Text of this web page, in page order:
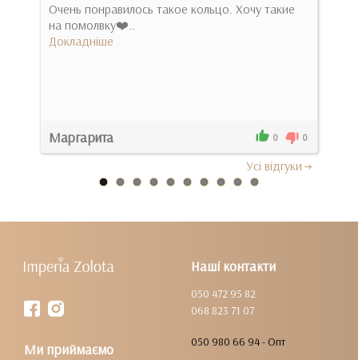
Очень понравилось такое кольцо. Хочу такие
на помолвку❤️..
Докладніше
Маргарита 0 0
Усi вiдгуки
Наші контакти
050 472 95 82
068 823 71 07
050 980 66 94 - Опт
Ми приймаємо